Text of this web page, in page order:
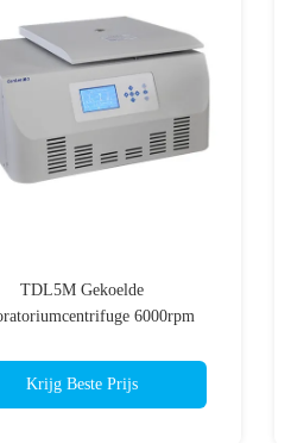
TDL5M Gekoelde
6000rpm
Krijg Beste Prijs